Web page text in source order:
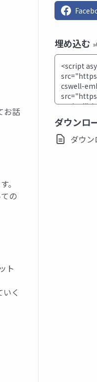
お話
。
の
ト
く
埋め込む
ダウンロ
ダウ